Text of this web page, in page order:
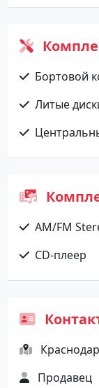
Бортовой
Литые
AM/FM
CD-плеер
Продавец